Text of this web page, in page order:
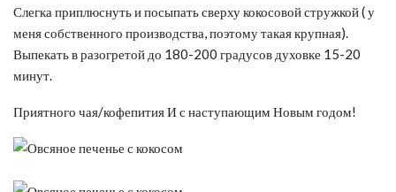
Слегка приплюснуть и посыпать сверху кокосовой стружкой ( у
меня собственного производства, поэтому такая крупная).
Выпекать в разогретой до 180-200 градусов духовке 15-20
минут.
Приятного чая/кофепития И с наступающим Новым годом!